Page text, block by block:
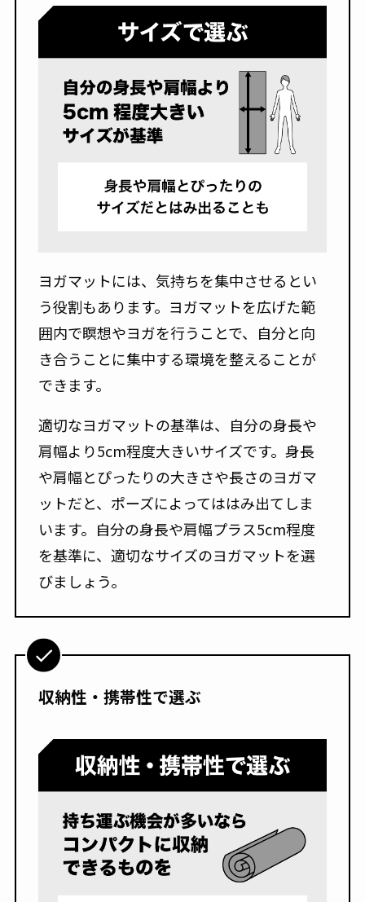
ヨガマットには、気持ちを集中させるとい
う役割もあります。ヨガマットを広げた範
囲内で瞑想やヨガを行うことで、自分と向
き合うことに集中する環境を整えることが
できます。
適切なヨガマットの基準は、自分の身長や
肩幅より5cm程度大きいサイズです。身長
や肩幅とぴったりの大きさや長さのヨガマ
ットだと、ポーズによってははみ出てしま
います。自分の身長や肩幅プラス5cm程度
を基準に、適切なサイズのヨガマットを選
びましょう。
収納性・携帯性で選ぶ